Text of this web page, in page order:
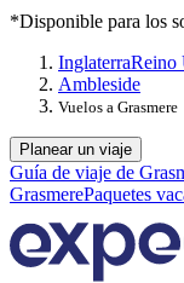
*Disponible para los
InglaterraReino
Ambleside
Vuelos a Grasmere
Planear un viaje
Guía de viaje de
GrasmerePaquetes